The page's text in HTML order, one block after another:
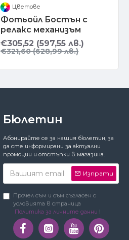
Цветове
Фотьойл Бостън с
релакс механизъм
€305,52 (597,55 лв.)
€321,60 (628,99 лв.)
Бюлетин
Абонирайте се за нашия бюлетин, за
да сте информирани за актуални
промоции и отстъпки в магазина.
Изпрати
Прочел съм и съм съгласен с
условията в страница
Политика за личните данни !